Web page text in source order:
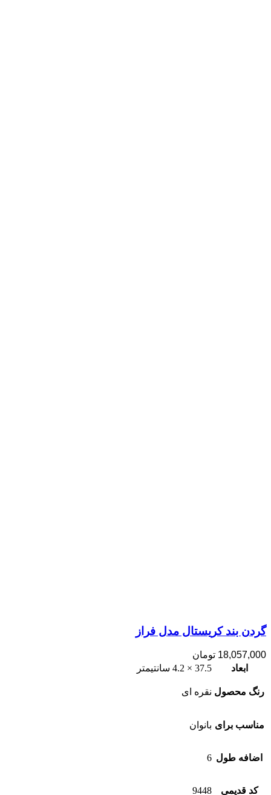
گردن بند کریستال مدل فراز
18,057,000 تومان
ابعاد
37.5 × 4.2 سانتیمتر
رنگ محصول نقره ای
مناسب برای بانوان
اضافه طول 6
کد قدیمی 9448